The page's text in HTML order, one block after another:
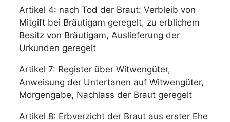
Artikel 4: nach Tod der Braut: Verbleib von
Mitgift bei Bräutigam geregelt, zu erblichem
Besitz von Bräutigam, Auslieferung der
Urkunden geregelt
Artikel 7: Register über Witwengüter,
Anweisung der Untertanen auf Witwengüter,
Morgengabe, Nachlass der Braut geregelt
Artikel 8: Erbverzicht der Braut aus erster Ehe